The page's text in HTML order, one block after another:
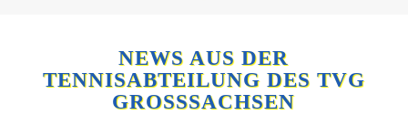
NEWS AUS DER
TENNISABTEILUNG DES TVG
GROSSSACHSEN